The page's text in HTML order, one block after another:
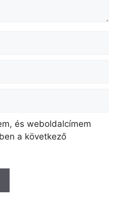
és weboldalcímem
a következő